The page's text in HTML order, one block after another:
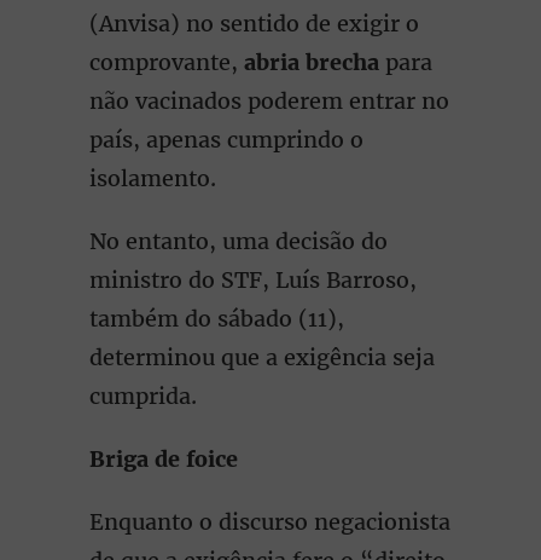
(Anvisa) no sentido de exigir o
comprovante, abria brecha para
não vacinados poderem entrar no
país, apenas cumprindo o
isolamento.
No entanto, uma decisão do
ministro do STF, Luís Barroso,
também do sábado (11),
determinou que a exigência seja
cumprida.
Briga de foice
Enquanto o discurso negacionista